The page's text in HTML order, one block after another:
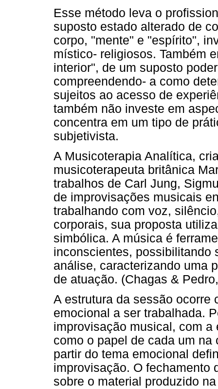
Esse método leva o
suposto estado alterado de
corpo, "mente" e "espírito",
místico- religiosos. Também
interior", de um suposto
compreendendo- a como
sujeitos ao acesso de
também não investe em
concentra em um tipo de
subjetivista.
A Musicoterapia Analítica,
musicoterapeuta britânica
trabalhos de Carl Jung,
de improvisações musicais
trabalhando com voz,
corporais, sua proposta
simbólica. A música é
inconscientes, possibilitando
análise, caracterizando uma
de atuação. (Chagas &
A estrutura da sessão ocorre
emocional a ser trabalhada.
improvisação musical, com
como o papel de cada um
partir do tema emocional
improvisação. O fechamento
sobre o material produzido